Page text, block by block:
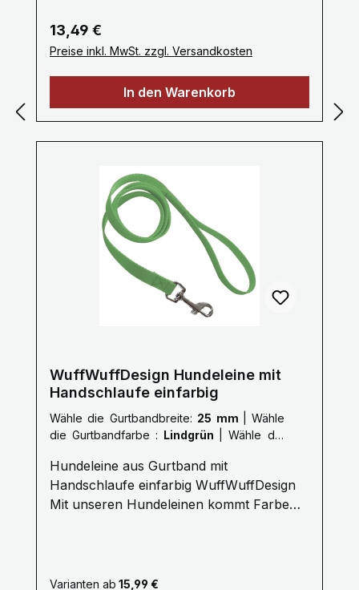
verschiednen Längen erhältlich. Als
Seilverbinder dient eine stabile
Kunststoffklammer zusätzlich ist das
Endlosgarn verschweißt. Material
Durchmesser ca. 12 mm Pflegehinweise:
Handwäsche mit einem milden
Regulärer Preis:
13,49 €
Preise inkl. MwSt. zzgl. Versandkosten
In den Warenkorb
WuffWuffDesign Hundeleine mit
Handschlaufe einfarbig
Wähle die Gurtbandbreite: 25 mm
die Gurtbandfarbe : Lindgrün
Hundeleine aus Gurtband mit
Handschlaufe einfarbig WuffWuffDesign
Mit unseren Hundeleinen kommt Farbe
unsere Hundeleinen sind aus reißfestem,
Varianten ab 15,99 €